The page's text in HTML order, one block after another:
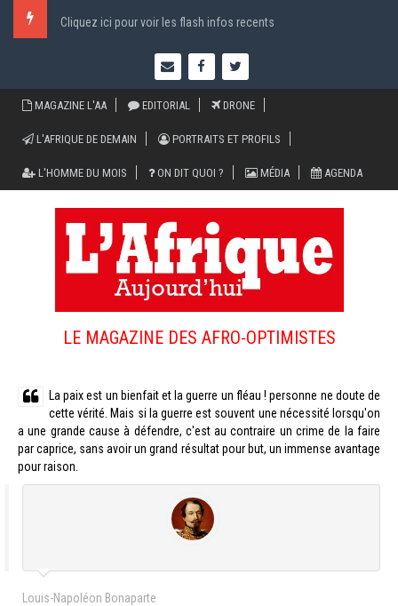
Cliquez ici pour voir les flash infos recents
MAGAZINE L'AA EDITORIAL DRONE
L'AFRIQUE DE DEMAIN PORTRAITS ET PROFILS
L'HOMME DU MOIS ON DIT QUOI ? MÉDIA AGENDA
LE MAGAZINE DES AFRO-OPTIMISTES
La paix est un bienfait et la guerre un fléau ! personne ne doute de
cette vérité. Mais si la guerre est souvent une nécessité lorsqu'on
a une grande cause à défendre, c'est au contraire un crime de la faire
par caprice, sans avoir un grand résultat pour but, un immense avantage
pour raison.
Louis-Napoléon Bonaparte